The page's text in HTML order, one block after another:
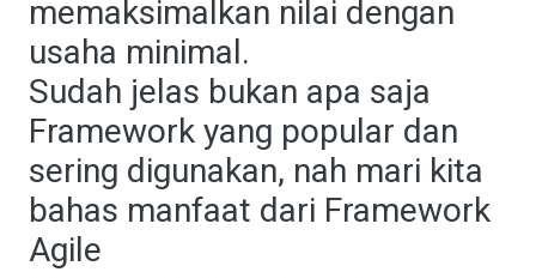
memaksimalkan nilai dengan
usaha minimal.
Sudah jelas bukan apa saja
Framework yang popular dan
sering digunakan, nah mari kita
bahas manfaat dari Framework
Agile